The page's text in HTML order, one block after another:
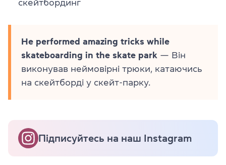
скейтбординг
He performed amazing tricks while
skateboarding in the skate park — Він
виконував неймовірні трюки, катаючись
на скейтборді у скейт-парку.
Підписуйтесь на наш Instagram